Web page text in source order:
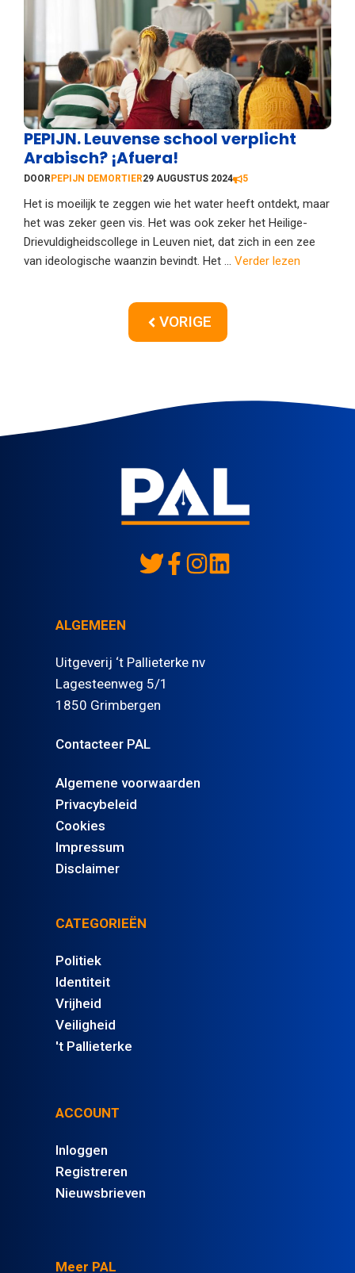
PEPIJN. Leuvense school verplicht
Arabisch? ¡Afuera!
DOOR PEPIJN DEMORTIER29 AUGUSTUS 2024 5
Het is moeilijk te zeggen wie het water heeft ontdekt, maar
het was zeker geen vis. Het was ook zeker het Heilige-
Drievuldigheidscollege in Leuven niet, dat zich in een zee
van ideologische waanzin bevindt. Het ... Verder lezen
VORIGE
ALGEMEEN
Uitgeverij ‘t Pallieterke nv
Lagesteenweg 5/1
1850 Grimbergen
Contacteer PAL
Algemene voorwaarden
Privacybeleid
Cookies
Impressum
Disclaimer
CATEGORIEËN
Politiek
Identiteit
Vrijheid
Veiligheid
't Pallieterke
ACCOUNT
Inloggen
Registreren
Nieuwsbrieven
Meer PAL